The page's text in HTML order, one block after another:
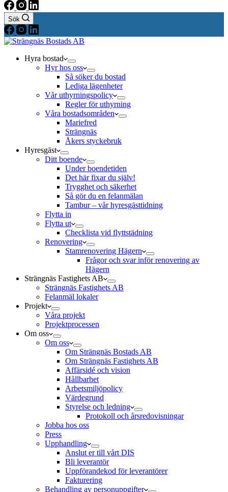
Sök
Hyra bostad
Hyr hos oss
Så söker du bostad
Lediga lägenheter
Vår uthyrningspolicy
Regler för uthyrning
Våra bostadsområden
Mariefred
Strängnäs
Åkers styckebruk
Hyresgäst
Ditt boende
Under boendetiden
Det här fixar du själv!
Trygghet och säkerhet
Så gör du en felanmälan
Tambur – vår hyresgästtidning
Flytta in
Flytta ut
Checklista vid flyttstädning
Renovering
Stamrenovering Hägern
Frågor och svar inför renovering av
Hägern
Strängnäs Fastighets AB
Strängnäs Fastighets AB
Felanmäl lokaler
Projekt
Våra projekt
Projektprocessen
Om oss
Om oss
Om Strängnäs Bostads AB
Om Strängnäs Fastighets AB
Affärsidé och vision
Hållbarhet
Arbetsmiljöpolicy
Värdegrund
Styrelse och ledning
Protokoll och årsredovisningar
Jobba hos oss
Press
Upphandling
Anslut er till vårt DIS
Bli leverantör
Uppförandekod för leverantörer
Fakturering
Behandling av personuppgifter